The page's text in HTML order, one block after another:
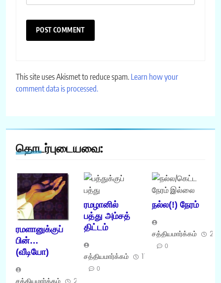
This site uses Akismet to reduce spam. Learn how your
comment data is processed.
தொடர்புடையவை:
ரமளானுக்குப்
பின்…
(வீடியோ)
சத்தியமார்க்கம் 21/03/2026
ரமழானில்
பத்து அம்சத்
திட்டம்
சத்தியமார்க்கம் 17/02/2026
0
நல்ல(!) நேரம்
சத்தியமார்க்கம்
0